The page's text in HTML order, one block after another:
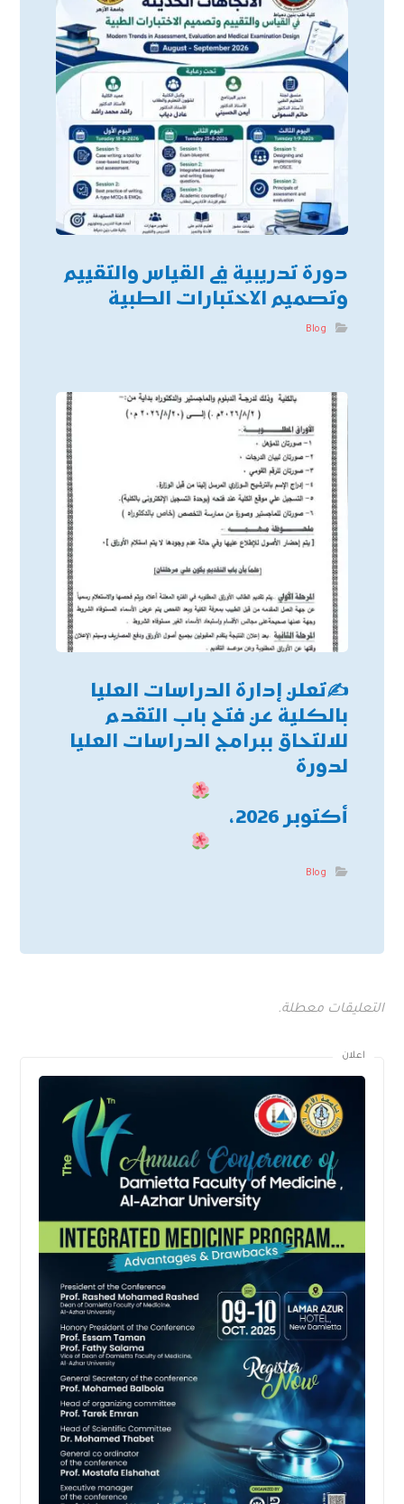
دورة تدريبية في القياس والتقييم
وتصميم الاختبارات الطبية
Blog
✍تعلن إدارة الدراسات العليا
بالكلية عن فتح باب التقدم
للالتحاق ببرامج الدراسات العليا
لدورة
أكتوبر 2026،
Blog
التعليقات معطلة.
اعلان